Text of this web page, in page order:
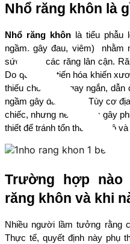
Nhổ răng khôn là
Nhổ răng khôn là tiểu phẫu
ngầm, gây đau, viêm)
sức khỏe các răng lân cận.
Do quá trình tiến hóa khiến
thiếu chỗ mọc ngay ngắn,
ngầm gây đau nhức. Tùy cơ
chiếc, nhưng nếu chúng gây
thiết để tránh tổn thương mô và
Trường hợp
răng khôn và khi
Nhiều người lầm tưởng rằng
Thực tế, quyết định này phụ